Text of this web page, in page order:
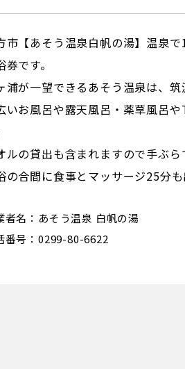
市【あそう温泉白帆の湯】温泉
券です。
浦が一望できるあそう温泉は、
いお風呂や露天風呂・薬草風呂
ルの貸出も含まれますので手ぶら
の合間に食事とマッサージ25分も
者名：あそう温泉 白帆の湯
番号：0299-80-6622